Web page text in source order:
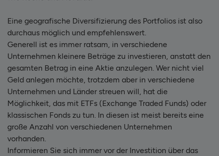
Eine geografische Diversifizierung des Portfolios ist also
durchaus möglich und empfehlenswert.
Generell ist es immer ratsam, in verschiedene
Unternehmen kleinere Beträge zu investieren, anstatt den
gesamten Betrag in eine Aktie anzulegen. Wer nicht viel
Geld anlegen möchte, trotzdem aber in verschiedene
Unternehmen und Länder streuen will, hat die
Möglichkeit, das mit ETFs (Exchange Traded Funds) oder
klassischen Fonds zu tun. In diesen ist meist bereits eine
große Anzahl von verschiedenen Unternehmen
vorhanden.
Informieren Sie sich immer vor der Investition über das